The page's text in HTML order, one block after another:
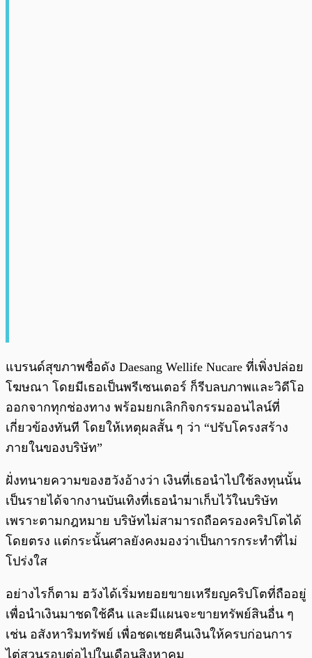
แบรนด์สุขภาพชื่อดัง Daesang Wellife Nucare ที่เพิ่งปล่อย
โฆษณา โดยมีเธอเป็นพรีเซนเตอร์ ก็รีบลบภาพและวิดีโอ
ออกจากทุกช่องทาง พร้อมยกเลิกกิจกรรมออนไลน์ที่
เกี่ยวข้องทันที โดยให้เหตุผลสั้น ๆ ว่า “ปรับโครงสร้าง
ภายในของบริษัท”
ฝั่งทนายความของฮวังอ้างว่า เงินที่เธอนำไปใช้ลงทุนนั้น
เป็นรายได้จากงานบันเทิงที่เธอนำมาเก็บไว้ในบริษัท
เพราะตามกฎหมาย บริษัทไม่สามารถถือครองคริปโตได้
โดยตรง แต่กระนั้นศาลยังคงมองว่าเป็นการกระทำที่ไม่
โปร่งใส
อย่างไรก็ตาม ฮวังได้เริ่มทยอยขายเหรียญคริปโตที่ถืออยู่
เพื่อนำเงินมาชดใช้คืน และมีแผนจะขายทรัพย์สินอื่น ๆ
เช่น อสังหาริมทรัพย์ เพื่อชดเชยคืนเงินให้ครบก่อนการ
ไต่สวนรอบต่อไปในเดือนสิงหาคม